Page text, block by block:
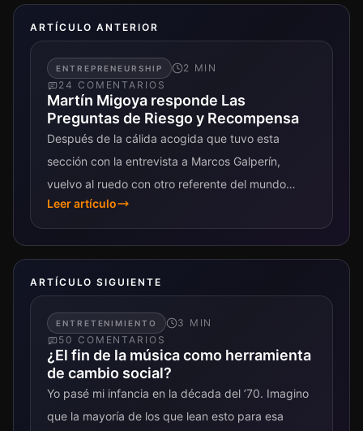
ARTÍCULO ANTERIOR
ENTREPRENEURSHIP 2 MIN
24 COMENTARIO S
Martín Migoya responde Las
Preguntas de Riesgo y Recompensa
Después de la cálida acogida que tuvo esta
sección con la entrevista a Marcos Galperín,
vuelvo al ruedo con otro referente del mundo
emprendedor respondiendo a las dos...
Leer artículo
ARTÍCULO SIGUIENTE
ENTRETENIMIENTO 3 MIN
50 COMENTARIO S
¿El fin de la música como herramienta
de cambio social?
Yo pasé mi infancia en la década del ’70. Imagino
que la mayoría de los que lean esto para esa